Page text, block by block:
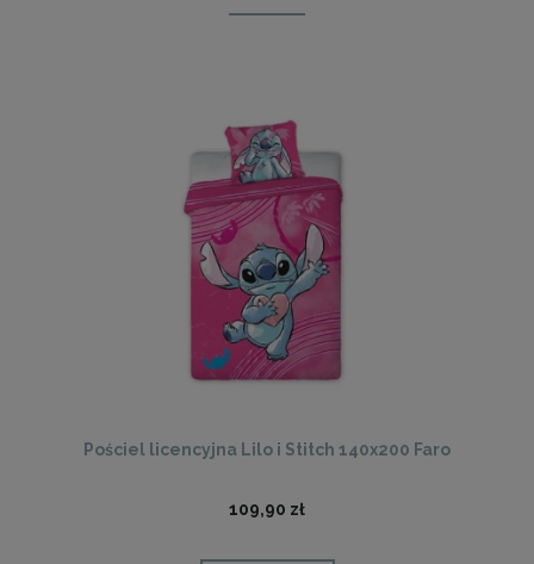
Pościel licencyjna Lilo i Stitch 140x200 Faro
109,90 zł